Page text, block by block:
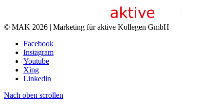
© MAK 2026 | Marketing für aktive Kollegen GmbH
Facebook
Instagram
Youtube
Xing
Linkedin
Nach oben scrollen